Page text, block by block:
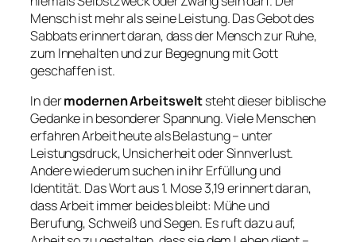
Mensch ist mehr als seine Leistung. Das Gebot des
Sabbats erinnert daran, dass der Mensch zur Ruhe,
zum Innehalten und zur Begegnung mit Gott
geschaffen ist.
In dermodernen Arbeitsweltsteht dieser biblische
Gedanke in besonderer Spannung. Viele Menschen
erfahren Arbeit heute als Belastung – unter
Leistungsdruck, Unsicherheit oder Sinnverlust.
Andere wiederum suchen in ihr Erfüllung und
Identität. Das Wort aus 1. Mose 3,19 erinnert daran,
dass Arbeit immer beides bleibt: Mühe und
Berufung, Schweiß und Segen. Es ruft dazu auf,